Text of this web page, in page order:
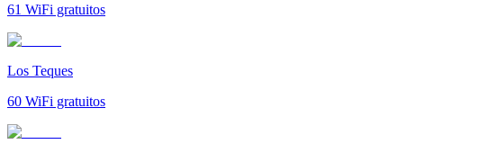
61 WiFi gratuitos
Los Teques
60 WiFi gratuitos